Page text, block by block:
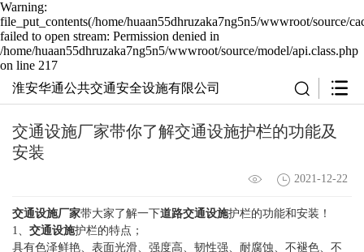
Warning:
file_put_contents(/home/huaan55dhruzaka7ng5n5/wwwroot/source/
failed to open stream: Permission denied in
/home/huaan55dhruzaka7ng5n5/wwwroot/source/model/api.class.php
on line 217
淮安华通公共交通安全设施有限公司
交通设施厂家带你了解交通设施护栏的功能及
安装
2021-12-22
交通设施厂家带大家了解一下道路交通设施护栏的功能和安装！
1、 交通设施护栏的特点；
具有色泽鲜艳、表面光滑、强度高、韧性强、耐腐蚀、不褪色、不